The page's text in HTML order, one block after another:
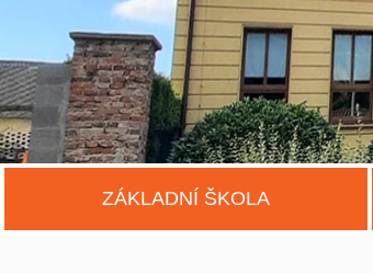
ZÁKLADNÍ ŠKOLA